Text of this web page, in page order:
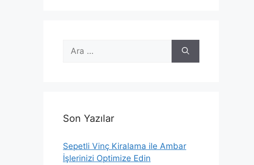
ara
Son Yazılar
Sepetli Vinç Kiralama ile Ambar
İşlerinizi Optimize Edin